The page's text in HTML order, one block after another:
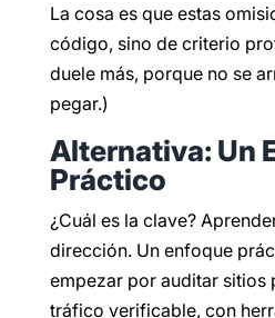
La cosa es que estas
código, sino de criterio
duele más, porque no se
pegar.)
Alternativa: Un
Práctico
¿Cuál es la clave?
dirección. Un enfoque
empezar por auditar sitios
tráfico verificable, con